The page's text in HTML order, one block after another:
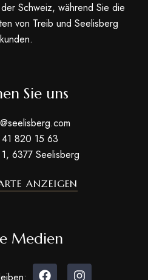
Schweiz, während Sie die
von Treib und Seelisberg
Sie uns
41 820 15 63
6377 Seelisberg
ANZEIGEN
Medien